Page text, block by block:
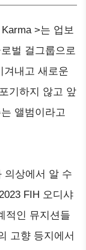
>는 업보
벌 걸그룹으로
겨내고 새로운
기하지 않고 앞
앨범이라고
의상에서 알 수
FIH 오디샤
적인 뮤지션들
고향 등지에서